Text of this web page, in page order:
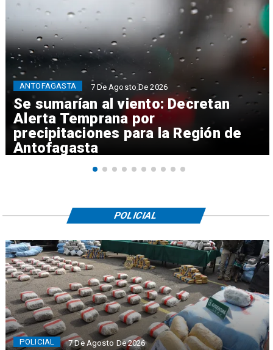
Se sumarían al viento: Decretan
Alerta Temprana por
precipitaciones para la Región de
Antofagasta
ANTOFAGASTA 7 De Agosto De 2026
POLICIAL 7 De Agosto De 2026
POLICIAL